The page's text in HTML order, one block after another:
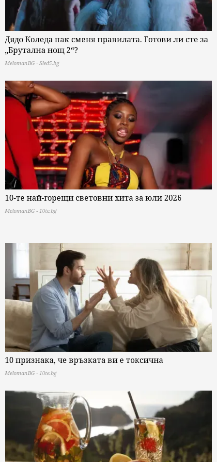
Дядо Коледа пак сменя правилата. Готови ли сте за
„Брутална нощ 2“?
MelomanBG - Sled5.bg
10-те най-горещи световни хита за юли 2026
MelomanBG - 10te.bg
10 признака, че връзката ви е токсична
MelomanBG - 10te.bg